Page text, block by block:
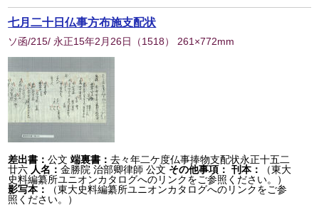
七月二十日仏事方布施支配状
ソ函/215/ 永正15年2月26日 （1518） 261×772mm
差出書：公文 端裏書：去々年二ケ度仏事捧物支配状永正十五二
廿六 人名：金勝院 治部卿律師 公文 その他事項： 刊本：
（東大
史料編纂所ユニオンカタログへのリンクをご参照ください。）
影写本：
（東大史料編纂所ユニオンカタログへのリンクをご参
照ください。）